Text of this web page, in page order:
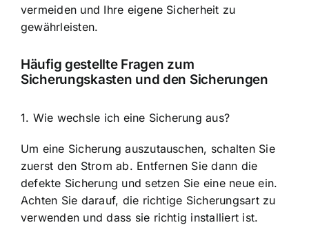
vermeiden und Ihre eigene Sicherheit zu
gewährleisten.
Häufig gestellte Fragen zum
Sicherungskasten und den Sicherungen
1. Wie wechsle ich eine Sicherung aus?
Um eine Sicherung auszutauschen, schalten Sie
zuerst den Strom ab. Entfernen Sie dann die
defekte Sicherung und setzen Sie eine neue ein.
Achten Sie darauf, die richtige Sicherungsart zu
verwenden und dass sie richtig installiert ist.